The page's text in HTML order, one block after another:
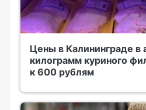
Цены в Калининграде в
килограмм куриного
к 600 рублям